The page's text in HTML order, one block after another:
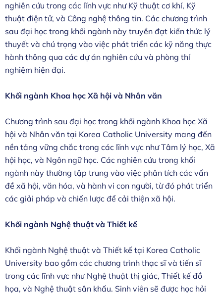
nghiên cứu trong các lĩnh vực như Kỹ thuật cơ khí, Kỹ
thuật điện tử, và Công nghệ thông tin. Các chương trình
sau đại học trong khối ngành này truyền đạt kiến thức lý
thuyết và chú trọng vào việc phát triển các kỹ năng thực
hành thông qua các dự án nghiên cứu và phòng thí
nghiệm hiện đại.
Khối ngành Khoa học Xã hội và Nhân văn
Chương trình sau đại học trong khối ngành Khoa học Xã
hội và Nhân văn tại Korea Catholic University mang đến
nền tảng vững chắc trong các lĩnh vực như Tâm lý học, Xã
hội học, và Ngôn ngữ học. Các nghiên cứu trong khối
ngành này thường tập trung vào việc phân tích các vấn
đề xã hội, văn hóa, và hành vi con người, từ đó phát triển
các giải pháp và chiến lược để cải thiện xã hội.
Khối ngành Nghệ thuật và Thiết kế
Khối ngành Nghệ thuật và Thiết kế tại Korea Catholic
University bao gồm các chương trình thạc sĩ và tiến sĩ
trong các lĩnh vực như Nghệ thuật thị giác, Thiết kế đồ
họa, và Nghệ thuật sân khấu. Sinh viên sẽ được học hỏi